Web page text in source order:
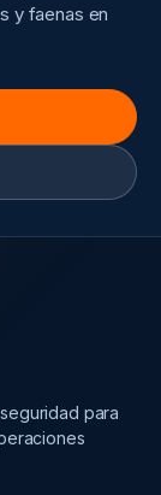
y faenas en
para